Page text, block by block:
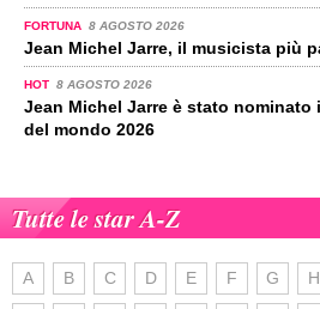
FORTUNA 8 AGOSTO 2026
Jean Michel Jarre, il musicista più
HOT 8 AGOSTO 2026
Jean Michel Jarre è stato
del mondo 2026
Tutte le star A-Z
A B C D E F G H